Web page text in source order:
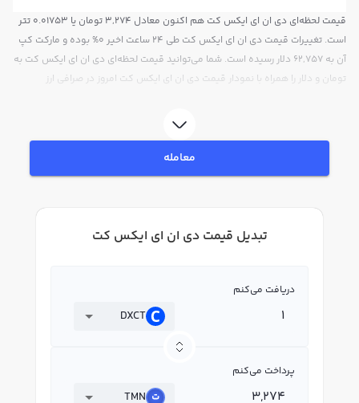
قیمت لحظه‌ای دی ان ای ایکس کت هم اکنون معادل 3,274 تومان یا 0.01753 تتر
است. تغییرات قیمت دی ان ای ایکس کت طی 24 ساعت اخیر 0% بوده و مارکت کپ
آن به 62,757 دلار رسیده است. شما می‌توانید قیمت لحظه‌ای دی ان ای ایکس کت به
تومان و دلار را همراه با نمودار قیمت دی ان ای ایکس کت امروز در صرافی ارز
معامله
تبدیل قیمت دی ان ای ایکس کت
دریافت می‌کنم
DXCT
پرداخت می‌کنم
TMN